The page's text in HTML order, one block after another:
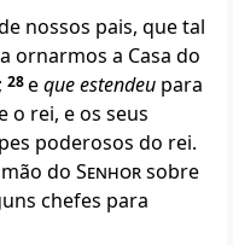
nossos pais, que tal
ornarmos a Casa do
28eque estendeu para
o rei, e os seus
poderosos do rei.
do Senhorsobre
chefes para